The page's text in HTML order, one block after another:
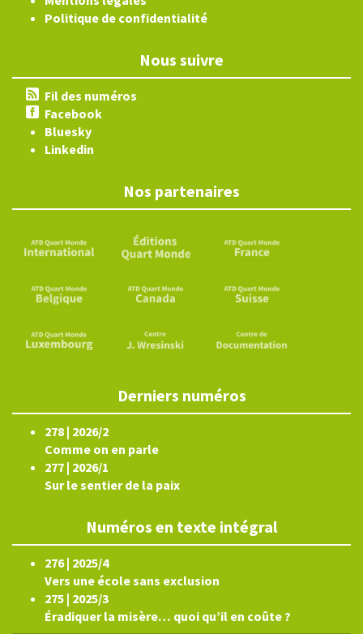
Politique de confidentialité
Nous suivre
Fil des numéros
Facebook
Bluesky
Linkedin
Nos partenaires
Derniers numéros
278 | 2026/2
Comme on en parle
277 | 2026/1
Sur le sentier de la paix
Numéros en texte intégral
276 | 2025/4
Vers une école sans exclusion
275 | 2025/3
Éradiquer la misère… quoi qu’il en coûte ?